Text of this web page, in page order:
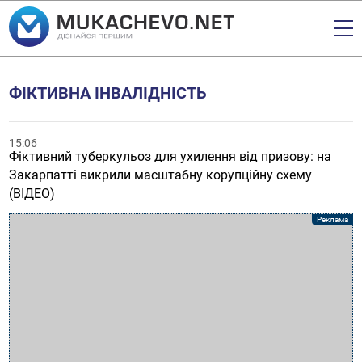
ФІКТИВНА ІНВАЛІДНІСТЬ
15:06
Фіктивний туберкульоз для ухилення від призову: на
Закарпатті викрили масштабну корупційну схему
(ВІДЕО)